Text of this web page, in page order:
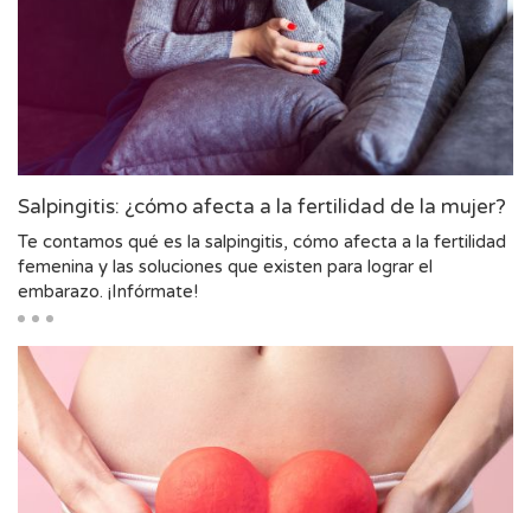
Salpingitis: ¿cómo afecta a la fertilidad de la mujer?
Te contamos qué es la salpingitis, cómo afecta a la fertilidad
femenina y las soluciones que existen para lograr el
embarazo. ¡Infórmate!